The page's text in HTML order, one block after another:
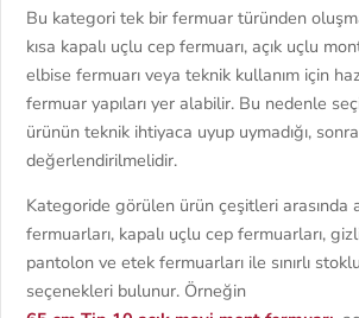
Bu kategori tek bir fermuar türünden
kısa kapalı uçlu cep fermuarı, açık uçlu
elbise fermuarı veya teknik kullanım için
fermuar yapıları yer alabilir. Bu nedenle
ürünün teknik ihtiyaca uyup uymadığı,
değerlendirilmelidir.
Kategoride görülen ürün çeşitleri arasında
fermuarları, kapalı uçlu cep fermuarları,
pantolon ve etek fermuarları ile sınırlı
seçenekleri bulunur. Örneğin